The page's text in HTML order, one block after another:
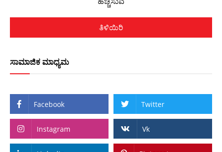
ತಿಳಿಯಿರಿ
ಸಾಮಾಜಿಕ ಮಾಧ್ಯಮ
Facebook Twitter
Instagram Vk